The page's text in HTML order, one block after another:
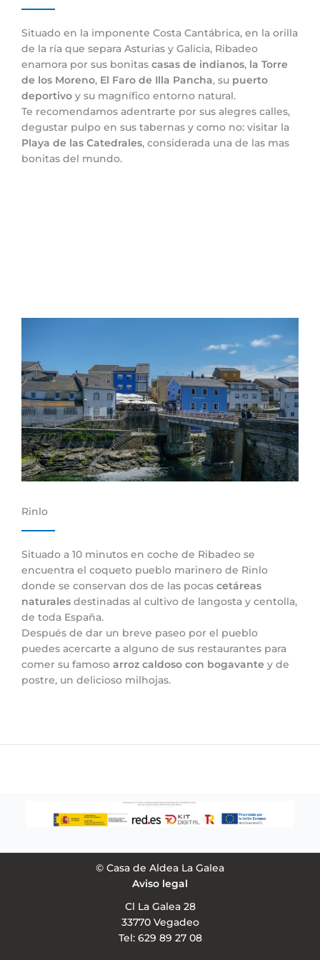
Situado en la imponente Costa Cantábrica, en la orilla
de la ría que separa Asturias y Galicia, Ribadeo
enamora por sus bonitas casas de indianos, la Torre
de los Moreno, El Faro de Illa Pancha, su puerto
deportivo y su magnífico entorno natural.
Te recomendamos adentrarte por sus alegres calles,
degustar pulpo en sus tabernas y como no: visitar la
Playa de las Catedrales, considerada una de las mas
bonitas del mundo.
Rinlo
Situado a 10 minutos en coche de Ribadeo se
encuentra el coqueto pueblo marinero de Rinlo
donde se conservan dos de las pocas cetáreas
naturales destinadas al cultivo de langosta y centolla,
de toda España.
Después de dar un breve paseo por el pueblo
puedes acercarte a alguno de sus restaurantes para
comer su famoso arroz caldoso con bogavante y de
postre, un delicioso milhojas.
© Casa de Aldea La Galea
Aviso legal
Cl La Galea 28
33770 Vegadeo
Tel: 629 89 27 08